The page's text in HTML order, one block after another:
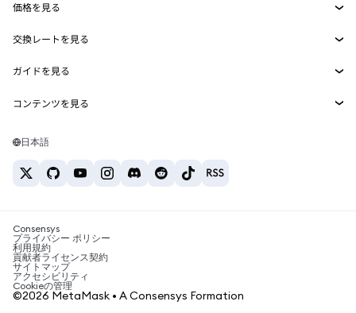
MetaMask Connect
Snaps
Web3サービス
セキュリティ
サポート
キャリア
お問い合わせ
価格を見る
イーサリアムの価格
Solanaの価格
Tetherの価格
交換レートを見る
ETH→USD
USDT→INR
BTC→INR
ETH→USDT
ガイドを見る
ETHの購入
USDTの購入
SHIBの購入
BNBの購入
コンテンツを見る
Solanaウォレット
税制関連ニュース
暗号資産の購入方法は？
ビットコインを売るには？
日本語
Consensys
プライバシー ポリシー
利用規約
貢献者ライセンス契約
サイトマップ
アクセシビリティ
Cookieの管理
©2026 MetaMask • A Consensys Formation